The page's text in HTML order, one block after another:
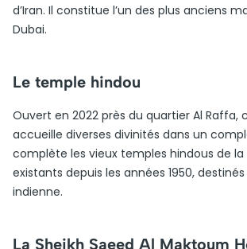
d’Iran. Il constitue l’un des plus anciens
Dubai.
Le temple hindou
Ouvert en 2022 près du quartier Al Raffa,
accueille diverses divinités dans un
complète les vieux temples hindous de la
existants depuis les années 1950,
indienne.
La Sheikh Saeed Al Maktoum